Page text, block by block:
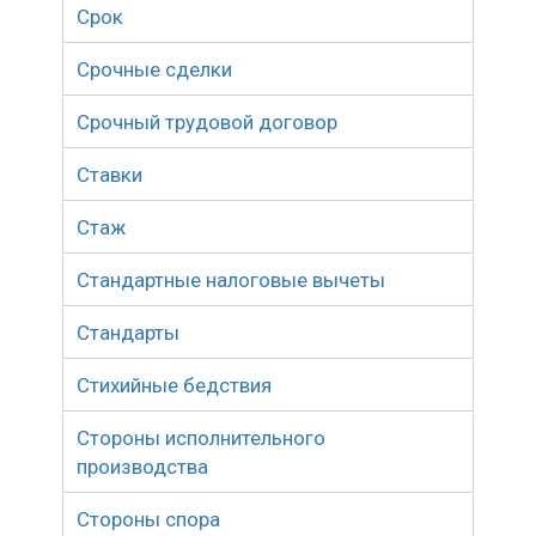
Срок
Срочные сделки
Срочный трудовой договор
Ставки
Стаж
Стандартные налоговые вычеты
Стандарты
Стихийные бедствия
Стороны исполнительного
производства
Стороны спора